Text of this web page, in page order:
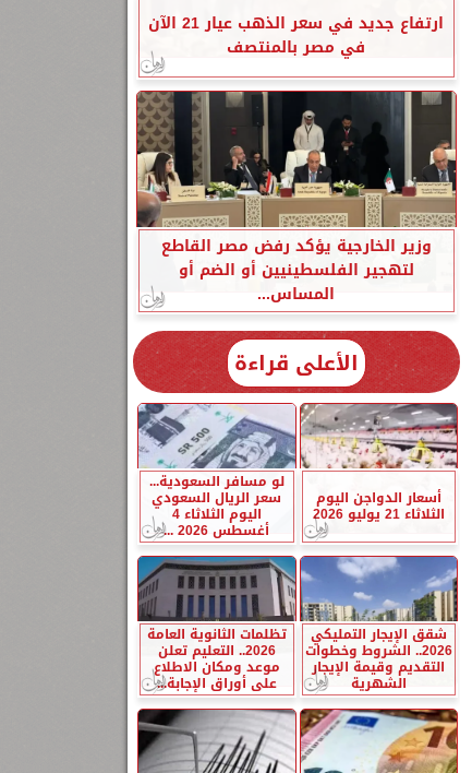
ارتفاع جديد في سعر الذهب عيار 21 الآن
في مصر بالمنتصف
وزير الخارجية يؤكد رفض مصر القاطع
لتهجير الفلسطينيين أو الضم أو
المساس...
الأعلى قراءة
أسعار الدواجن اليوم
الثلاثاء 21 يوليو 2026
لو مسافر السعودية...
سعر الريال السعودي
اليوم الثلاثاء 4
أغسطس 2026 ...
شقق الإيجار التمليكي
2026.. الشروط وخطوات
التقديم وقيمة الإيجار
الشهرية
تظلمات الثانوية العامة
2026.. التعليم تعلن
موعد ومكان الاطلاع
على أوراق الإجابة...